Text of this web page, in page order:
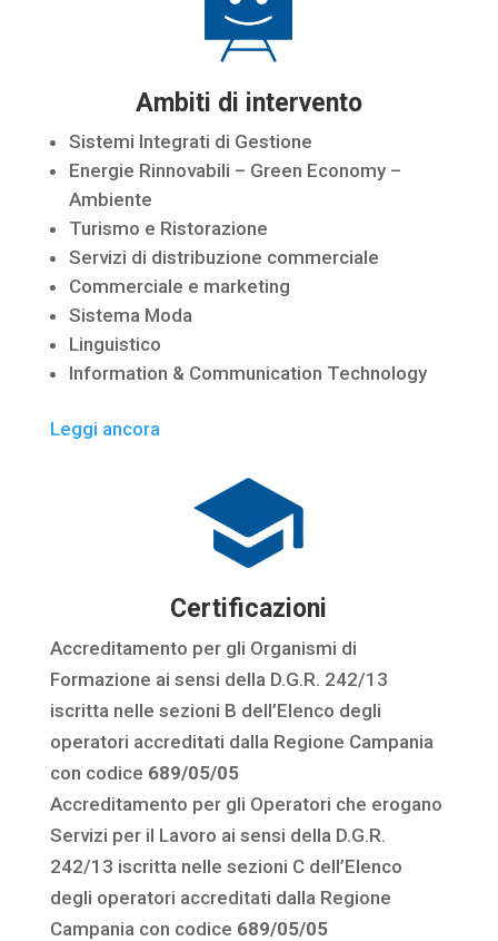
Ambiti di intervento
Sistemi Integrati di Gestione
Energie Rinnovabili – Green Economy –
Ambiente
Turismo e Ristorazione
Servizi di distribuzione commerciale
Commerciale e marketing
Sistema Moda
Linguistico
Information & Communication Technology
Leggi ancora
Certificazioni
Accreditamento per gli Organismi di
Formazione ai sensi della D.G.R. 242/13
iscritta nelle sezioni B dell’Elenco degli
operatori accreditati dalla Regione Campania
con codice 689/05/05
Accreditamento per gli Operatori che erogano
Servizi per il Lavoro ai sensi della D.G.R.
242/13 iscritta nelle sezioni C dell’Elenco
degli operatori accreditati dalla Regione
Campania con codice 689/05/05